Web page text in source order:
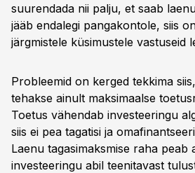
suurendada nii palju, et saab
jääb endalegi pangakontole, siis
järgmistele küsimustele vastuseid
Probleemid on kerged tekkima
tehakse ainult maksimaalse
Toetus vähendab investeeringu
siis ei pea tagatisi ja
Laenu tagasimaksmise raha peab
investeeringu abil teenitavast